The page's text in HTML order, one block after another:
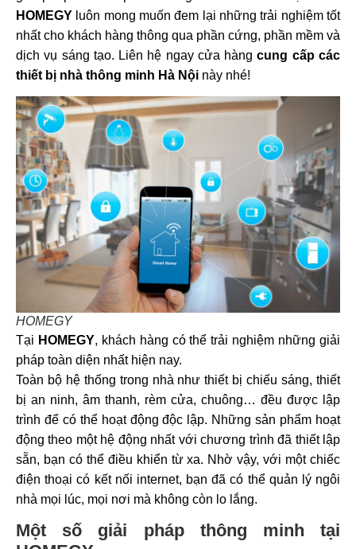
HOMEGY luôn mong muốn đem lại những trải nghiệm tốt
nhất cho khách hàng thông qua phần cứng, phần mềm và
dịch vụ sáng tạo. Liên hệ ngay cửa hàngcung cấp các
thiết bị nhà thông minh Hà Nội này nhé!
HOMEGY
Tại HOMEGY, khách hàng có thể trải nghiệm những giải
pháp toàn diện nhất hiện nay.
Toàn bộ hệ thống trong nhà như thiết bị chiếu sáng, thiết
bị an ninh, âm thanh, rèm cửa, chuông… đều được lập
trình để có thể hoạt động độc lập. Những sản phẩm hoạt
động theo một hệ động nhất với chương trình đã thiết lập
sẵn, bạn có thể điều khiển từ xa. Nhờ vậy, với một chiếc
điện thoại có kết nối internet, bạn đã có thể quản lý ngôi
nhà mọi lúc, mọi nơi mà không còn lo lắng.
Một số giải pháp thông minh tại